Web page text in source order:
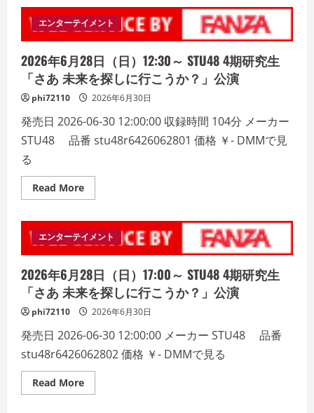
集
客
を
100
パ
ワ
ー
ア
ッ
診
断
サ
イ
成“超”か
ん
た
マ
ニ
ュ
ア
ル
恋
愛
｜
美
容
｜
ネ
｜
ャ
リ
ア
エンターテイメント
2026年6月28日（日）12:30～ STU48 4期研究生
「さあ 未来を探しに行こうか？」公演
phi72110 2026年6月30日
発売日 2026-06-30 12:00:00 収録時間 104分 メーカー
STU48 品番 stu48r6426062801 価格 ￥- DMMで見
る
Read MoreRead
more
年
6
月
28
（日）
12:30
～
STU48
4
研
究
生
あ
未
来
エンターテイメント
2026年6月28日（日）17:00～ STU48 4期研究生
「さあ 未来を探しに行こうか？」公演
phi72110 2026年6月30日
発売日 2026-06-30 12:00:00 メーカー STU48 品番
stu48r6426062802 価格 ￥- DMMで見る
Read MoreRead
more